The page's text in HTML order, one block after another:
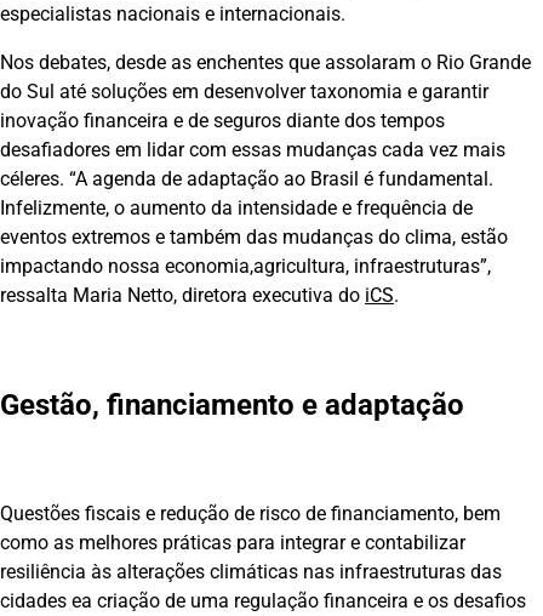
especialistas nacionais e internacionais.
Nos debates, desde as enchentes que assolaram o Rio Grande
do Sul até soluções em desenvolver taxonomia e garantir
inovação financeira e de seguros diante dos tempos
desafiadores em lidar com essas mudanças cada vez mais
céleres. “A agenda de adaptação ao Brasil é fundamental.
Infelizmente, o aumento da intensidade e frequência de
eventos extremos e também das mudanças do clima, estão
impactando nossa economia,agricultura, infraestruturas”,
ressalta Maria Netto, diretora executiva do iCS.
Gestão, financiamento e adaptação
Questões fiscais e redução de risco de financiamento, bem
como as melhores práticas para integrar e contabilizar
resiliência às alterações climáticas nas infraestruturas das
cidades ea criação de uma regulação financeira e os desafios